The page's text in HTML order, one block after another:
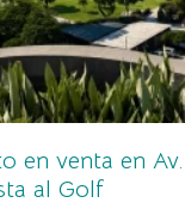
en venta en
al Golf